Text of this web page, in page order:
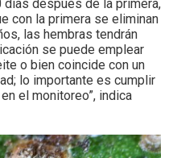
días después de la primera,
con la primera se eliminan
las hembras tendrán
se puede emplear
o bien coincide con un
lo importante es cumplir
el monitoreo”, indica